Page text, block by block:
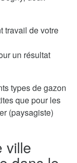
travail de votre
un résultat
types de gazon
que pour les
(paysagiste)
ville